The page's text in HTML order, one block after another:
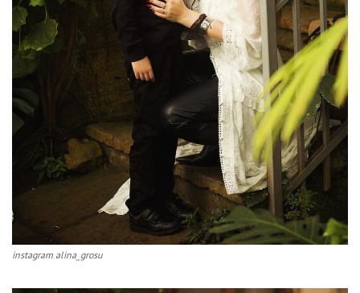
instagram alina_grosu